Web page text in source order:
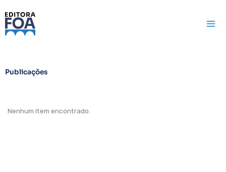
para
Publicações
Nenhum item encontrado.